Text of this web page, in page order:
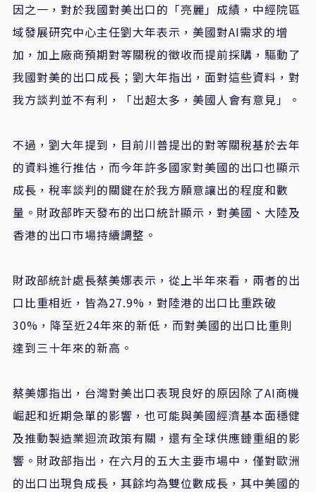
因之一，對於我國對美出口的「亮麗」成績，中經院區
域發展研究中心主任劉大年表示，美國對AI需求的增
加，加上廠商預期對等關稅的徵收而提前採購，驅動了
我國對美的出口成長；劉大年指出，面對這些資料，對
我方談判並不有利，「出超太多，美國人會有意見」。
不過，劉大年提到，目前川普提出的對等關稅基於去年
的資料進行推估，而今年許多國家對美國的出口也顯示
成長，稅率談判的關鍵在於我方願意讓出的程度和數
量。財政部昨天發布的出口統計顯示，對美國、大陸及
香港的出口市場持續調整。
財政部統計處長蔡美娜表示，從上半年來看，兩者的出
口比重相近，皆為27.9%，對陸港的出口比重跌破
30%，降至近24年來的新低，而對美國的出口比重則
達到三十年來的新高。
蔡美娜指出，台灣對美出口表現良好的原因除了AI商機
崛起和近期急單的影響，也可能與美國經濟基本面穩健
及推動製造業迴流政策有關，還有全球供應鏈重組的影
響。財政部指出，在六月的五大主要市場中，僅對歐洲
的出口出現負成長，其餘均為雙位數成長，其中美國的